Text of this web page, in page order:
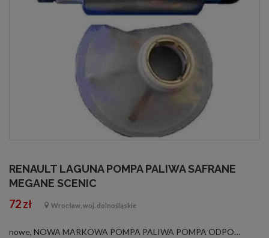
RENAULT LAGUNA POMPA PALIWA SAFRANE
MEGANE SCENIC
72 zł Wrocław, woj. dolnośląskie
nowe, NOWA MARKOWA POMPA PALIWA POMPA ODPOWIADA NUMEROM ORYGINAŁU : RENAULT 7700802178 , 7700812372A, 7700827641,7700829965, 7700840830, ACR050, VOLVO AOV081, AOR034, WALBRO 5CA305, AOU195, 5CA300, 5CA301,7700420306, 7700811048, 7700819325, 7700820287,...